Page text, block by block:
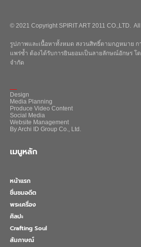
© 2021 Copyright SPIRIT ART 2011 CO.,LTD.
รูปภาพและเนื้อหาทั้งหมด สงวนสิทธิ์ตามกฎหมาย ก
แพร่ซ้ำ ต้องได้รับการยินยอมเป็นลายลักษณ์อักษร โ
จำกัด
Design
Media Planning
Produce Video Content
Social Media
Website Management
By Archi ID Group Co., Ltd.
เมนูหลัก
หน้าแรก
ชื่นชมอดีต
พระเครื่อง
ศิลปะ
Crafting Soul
สัมภาษณ์